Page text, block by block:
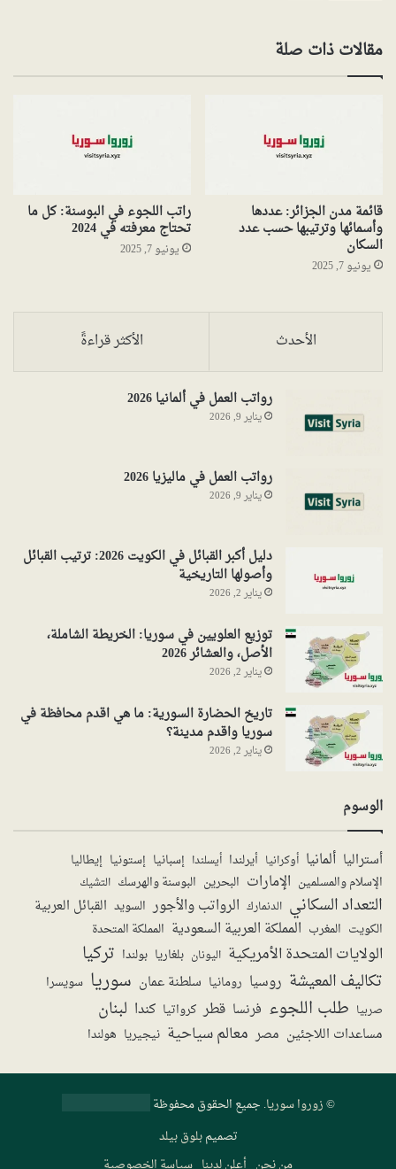
مقالات ذات صلة
قائمة مدن الجزائر: عددها
وأسمائها وترتيبها حسب عدد
السكان
يونيو 7, 2025
راتب اللجوء في البوسنة: كل ما
تحتاج معرفته في 2024
يونيو 7, 2025
الأحدث الأكثر قراءةً
رواتب العمل في ألمانيا 2026
يناير 9, 2026
رواتب العمل في ماليزيا 2026
يناير 9, 2026
دليل أكبر القبائل في الكويت 2026: ترتيب القبائل
وأصولها التاريخية
يناير 2, 2026
توزيع العلويين في سوريا: الخريطة الشاملة،
الأصل، والعشائر 2026
يناير 2, 2026
تاريخ الحضارة السورية: ما هي اقدم محافظة في
سوريا واقدم مدينة؟
يناير 2, 2026
الوسوم
أستراليا ألمانيا أوكرانيا أيرلندا أيسلندا إسبانيا إستونيا إيطاليا
الإسلام والمسلمين الإمارات البحرين البوسنة والهرسك التشيك
التعداد السكاني الدنمارك الرواتب والأجور السويد القبائل العربية
الكويت المغرب المملكة العربية السعودية المملكة المتحدة
الولايات المتحدة الأمريكية اليونان بلغاريا بولندا تركيا
تكاليف المعيشة روسيا رومانيا سلطنة عمان سوريا سويسرا
صربيا طلب اللجوء فرنسا قطر كرواتيا كندا لبنان
مساعدات اللاجئين مصر معالم سياحية نيجيريا هولندا
©زوروا سوريا. جميع الحقوق محفوظة
تصميمبلوق بيلد